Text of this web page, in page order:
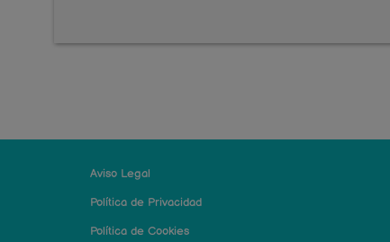
Aviso Legal
Política de Privacidad
Política de Cookies